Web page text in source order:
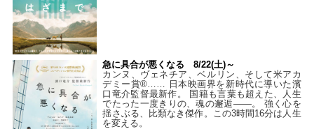
急に具合が悪くなる 8/22(土)～
カンヌ、ヴェネチア、ベルリン、そして米アカ
デミー賞®…… 日本映画界を新時代に導いた濱
口竜介監督最新作。 国籍も言葉も超えた、人生
でたった一度きりの、魂の邂逅――。 強く心を
揺さぶる、比類なき傑作。この3時間16分は人生
を変える。